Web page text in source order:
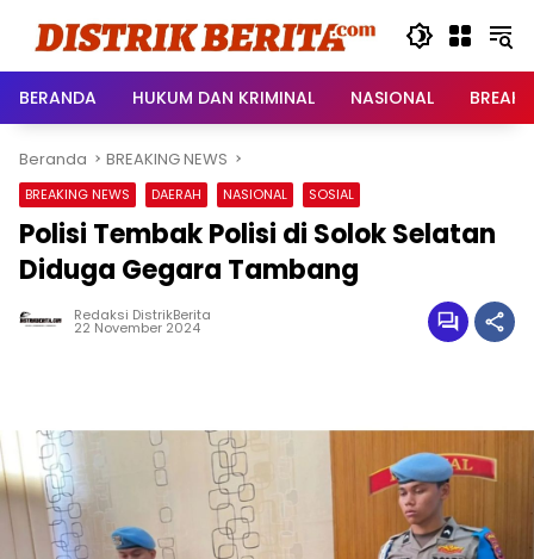
BERANDA
HUKUM DAN KRIMINAL NASIONAL
Beranda BREAKING NEWS
BREAKING NEWS DAERAH NASIONAL SOSIAL
Polisi Tembak Polisi di Solok Selatan
Diduga Gegara Tambang
Redaksi DistrikBerita
22 November 2024